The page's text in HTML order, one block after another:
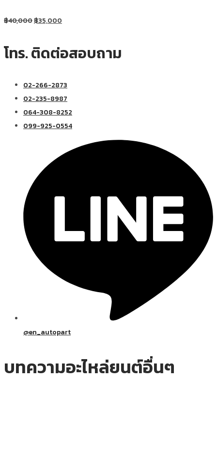
฿40,000฿35,000
โทร. ติดต่อสอบถาม
02-266-2873
02-235-8987
064-308-8252
099-925-0554
@en_autopart
บทความอะไหล่ยนต์อื่นๆ